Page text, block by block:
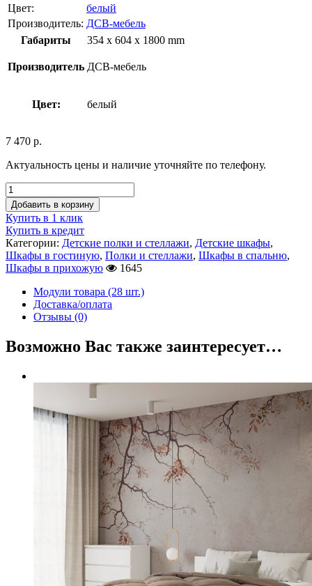
Цвет:
белый
Производитель: ДСВ-мебель
Габариты
354 x 604 x 1800 mm
Производитель ДСВ-мебель
Цвет: белый
7 470 р.
Актуальность цены и наличие уточняйте по телефону.
Добавить в корзину
Купить в 1 клик
Купить в кредит
Категории: Детские полки и стеллажи, Детские шкафы,
Шкафы в гостиную, Полки и стеллажи, Шкафы в спальню,
Шкафы в прихожую
1645
Модули товара (28 шт.)
Доставка/оплата
Отзывы (0)
Возможно Вас также заинтересует…